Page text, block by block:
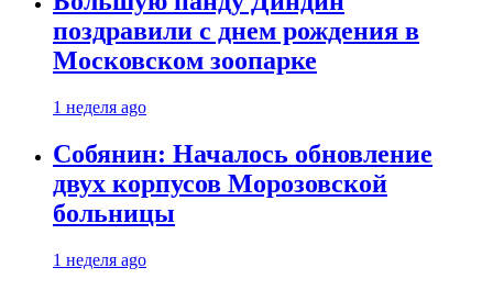
поздравили с днем рождения в
Московском зоопарке
1 неделя ago
Собянин: Началось обновление
двух корпусов Морозовской
больницы
1 неделя ago